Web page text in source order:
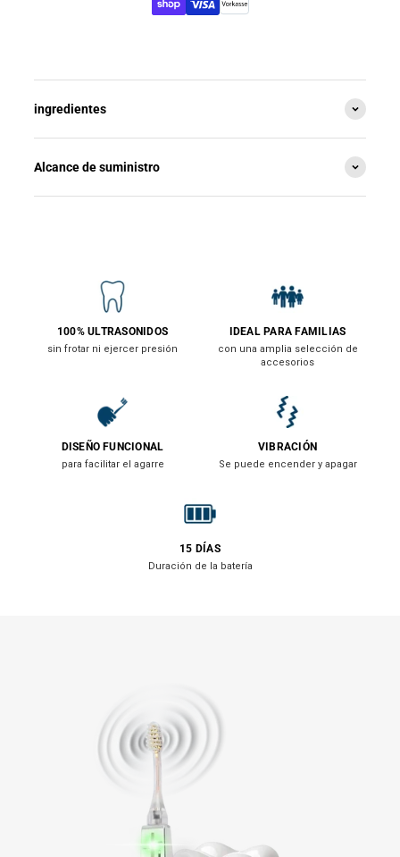
ingredientes
Alcance de suministro
100% ULTRASONIDOS
sin frotar ni ejercer presión
IDEAL PARA FAMILIAS
con una amplia selección de
accesorios
DISEÑO FUNCIONAL
para facilitar el agarre
VIBRACIÓN
Se puede encender y apagar
15 DÍAS
Duración de la batería